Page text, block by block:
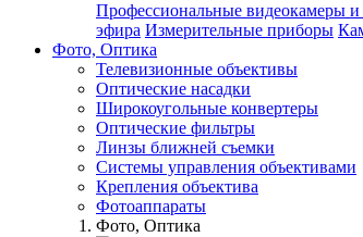
Профессиональные видеокамеры
эфира Измерительные приборы
Фото, Оптика
Телевизионные объективы
Оптические насадки
Широкоугольные конвертеры
Оптические фильтры
Линзы ближней съемки
Системы управления объективами
Крепления объектива
Фотоаппараты
Фото, Оптика